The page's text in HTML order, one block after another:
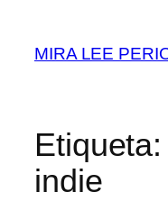
contenido
MIRA LEE
Etiqueta:
indie